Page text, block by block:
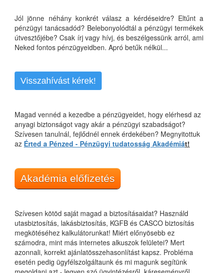
Jól jönne néhány konkrét válasz a kérdéseidre? Eltűnt a
pénzügyi tanácsadód? Belebonyolódtál a pénzügyi termékek
útvesztőjébe? Csak írj vagy hívj, és beszélgessünk arról, ami
Neked fontos pénzügyeidben. Apró betűk nélkül...
Visszahívást kérek!
Magad vennéd a kezedbe a pénzügyeidet, hogy elérhesd az
anyagi biztonságot vagy akár a pénzügyi szabadságot?
Szívesen tanulnál, fejlődnél ennek érdekében? Megnyitottuk
az Érted a Pénzed - Pénzügyi tudatosság Akadémiát!
Akadémia előfizetés
Szívesen kötöd saját magad a biztosításaidat? Használd
utasbiztosítás, lakásbiztosítás, KGFB és CASCO biztosítás
megkötéséhez kalkulátorunkat! Miért előnyösebb ez
számodra, mint más internetes alkuszok felületei? Mert
azonnali, korrekt ajánlatösszehasonlítást kapsz. Probléma
esetén pedig ügyfélszolgáltaunk és mi magunk segítünk